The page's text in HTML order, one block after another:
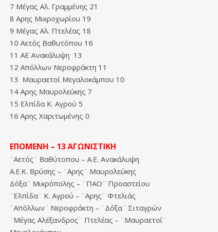
7 Μέγας Αλ. Γραμμένης 21
8 Αρης Μικροχωρίου 19
9 Μέγας Αλ. Πτελέας 18
10 Αετός Βαθυτόπου 16
11 ΑΕ Ανακάλυψη 13
12 Απόλλων Νεροφράκτη 11
13 Μαυραετοί Μεγαλοκάμπου 10
14 Αρης Μαυρολεύκης 7
15 Ελπίδα Κ. Αγρού 5
16 Αρης Χαριτωμένης 0
ΕΠΟΜΕΝΗ – 13 ΑΓΩΝΙΣΤΙΚΗ
¨Αετός¨ Βαθύτοπου – Α.Ε. Ανακάλυψη
Α.Ε.Κ. Βρύσης – ¨Αρης¨ Μαυρολεύκης
Δόξα¨ Μικρόπολης – ¨ΠΑΟ¨ Προαστείου
¨Ελπίδα¨ Κ. Αγρού – ¨Αρης¨ Φτελιάς
¨Απόλλων¨ Νεροφράκτη – ¨Δόξα¨ Σιταγρών
¨Μέγας Αλέξανδρος¨ Πτελέας – ¨Μαυραετοί¨